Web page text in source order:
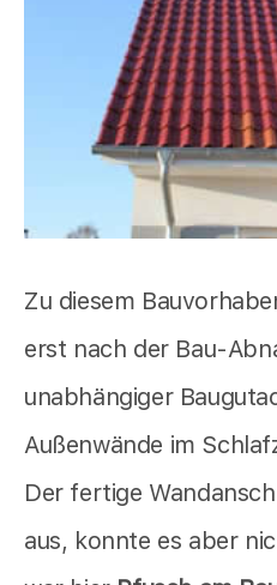
Zu diesem
erst nach der Bau-
unabhängiger
Außenwände im
Der fertige
aus, konnte es aber